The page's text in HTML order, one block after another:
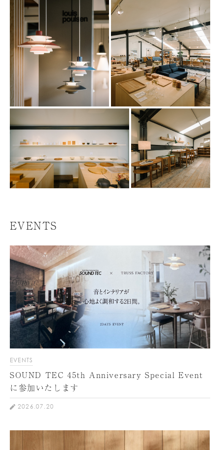
EVENTS
EVENTS
SOUND TEC 45th Anniversary Special Event
に参加いたします
2026.07.20